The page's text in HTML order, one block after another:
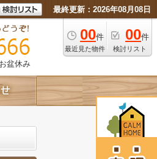
最終更新：2026年08月08日
00件
最近見た物件
00件
検討リスト
盆休み